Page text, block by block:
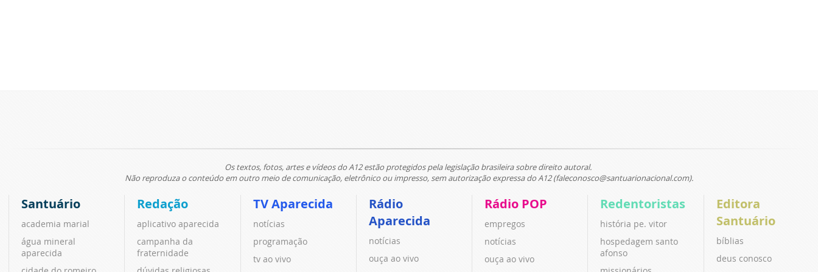
Os textos, fotos, artes e vídeos do A12 estão protegidos pela legislação brasileira sobre direito autoral.
Não reproduza o conteúdo em outro meio de comunicação, eletrônico ou impresso, sem autorização expressa do A12 (faleconosco@santuarionacional.com).
Santuário
academia marial
água mineral
aparecida
Redação
aplicativo aparecida
campanha da
fraternidade
TV Aparecida
notícias
programação
tv ao vivo
Rádio
Aparecida
notícias
ouça ao vivo
Rádio POP
empregos
notícias
ouça ao vivo
Redentoristas
história pe. vitor
hospedagem santo
afonso
Editora
Santuário
bíblias
deus conosco